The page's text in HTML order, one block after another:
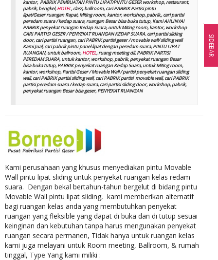
kantor, PABRIK PEMBUATAN PINTU LIPAT/PINTU GESER workshop, restaurant,
pabrik, bengkel,HOTEL, class, ballroom, cari PABRIK Partisi pintu
lipat/Geser ruangan Rapat, Miting room, kantor, workshop, pabrik,, cari partisi
peredam suara / kedap suara, ruangan Besar bisa buka tutup, Kami AHLINYA!
PABRIK penyekat ruangan Kedap Suara, untuk Miting room, kantor, workshop
CARI PARTISI GESER / PENYEKAT RUANGAN KEDAP SUARA. cari partisi sliding
door, cari partisi ruangan, cari PABRIK partisi geser / movable wall/ sliding wall
Kami Jual, cari pabrik pintu panel lipat dengan peredam suara, PINTU LIPAT
RUANGAN, untuk ballroom,HOTEL, ruang meeting dll. PABRIK PARTISI
PEREDAM SUARA, untuk kantor, workshop, pabrik, penyekat ruangan Besar
bisa buka tutup, PABRIK penyekat ruangan Kedap Suara, untuk Miting room,
kantor, workshop, Partisi Geser / Movable Wall / partisi penyekat ruangan sliding
wall, cari PABRIK partisi sliding wall, cari PABRIK partisi movable wall, cari PABRIK
partisi peredam suara / kedap suara, cari partisi sliding door, workshop, pabrik,
penyekat ruangan Besar bisa geser, PENYEKAT RUANGAN
Kami perusahaan yang khusus menyediakan pintu Movable
Wall pintu lipat sliding untuk penyekat ruangan kelas redam
suara. Dengan bekal bertahun-tahun bergelut di bidang pintu
Movable Wall pintu lipat sliding, kami memberikan alternatif
bagi ruangan kelas anda yang membutuhkan penyekat
ruangan yang fleksible yang dapat di buka dan di tutup sesuai
keinginan dan kebutuhan tanpa harus mengunakan penyekat
ruangan secara permanen, Tidak hanya untuk ruangan kelas
kami juga melayani untuk Room meeting, Ballroom, & rumah
tinggal, Type Yang kami miliki :
SIDEBAR